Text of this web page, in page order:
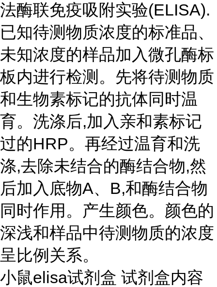
法酶联免疫吸附实验(ELISA).
已知待测物质浓度的标准品、
未知浓度的样品加入微孔酶标
板内进行检测。先将待测物质
和生物素标记的抗体同时温
育。洗涤后,加入亲和素标记
过的HRP。再经过温育和洗
涤,去除未结合的酶结合物,然
后加入底物A、B,和酶结合物
同时作用。产生颜色。颜色的
深浅和样品中待测物质的浓度
呈比例关系。
小鼠elisa试剂盒 试剂盒内容